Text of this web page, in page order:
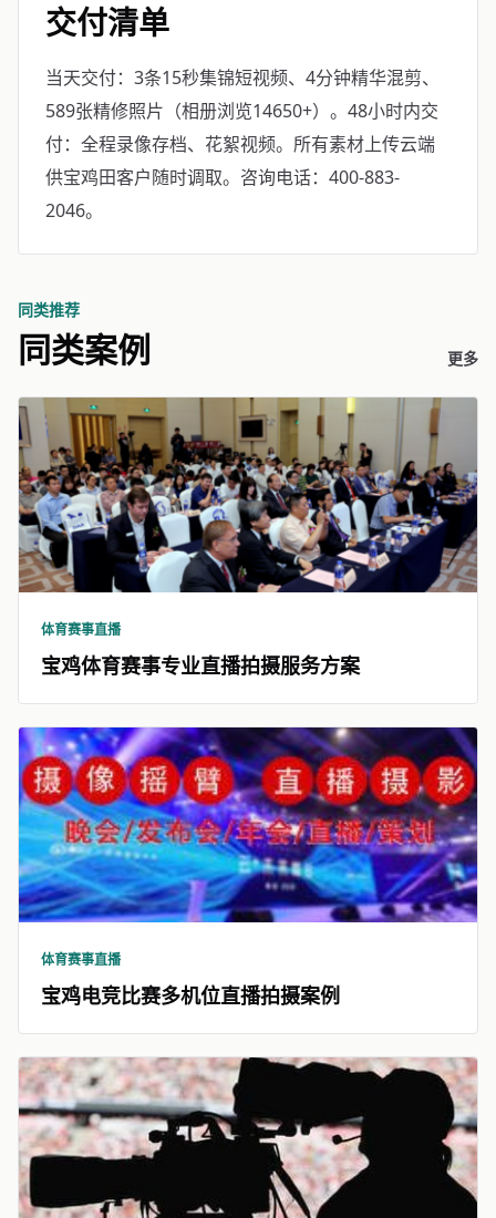
交付清单
当天交付：3条15秒集锦短视频、4分钟精华混剪、
589张精修照片（相册浏览14650+）。48小时内交
付：全程录像存档、花絮视频。所有素材上传云端
供宝鸡田客户随时调取。咨询电话：400-883-
2046。
同类推荐
同类案例 更多
体育赛事直播
宝鸡体育赛事专业直播拍摄服务方案
体育赛事直播
宝鸡电竞比赛多机位直播拍摄案例